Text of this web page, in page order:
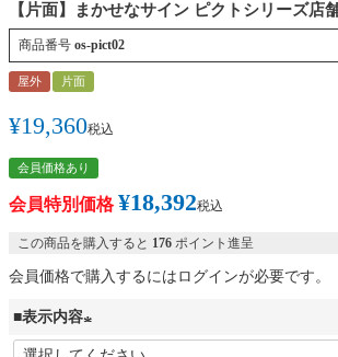
【片面】まかせなサイン ピクトシリーズ店
商品番号 os-pict02
屋外 片面
¥19,360税込
会員価格あり
会員特別価格 ¥18,392税込
この商品を購入すると 176 ポイント進呈
会員価格で購入するにはログインが必要です。
■表示内容
(